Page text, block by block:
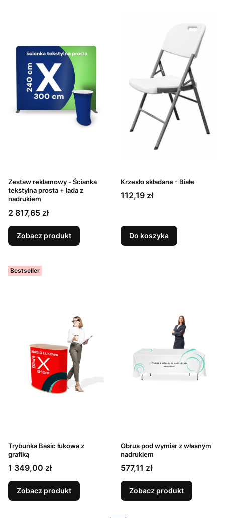
Zestaw reklamowy - Ścianka
tekstylna prosta + lada z
nadrukiem
Cena
2 817,65 zł
Zobacz produkt
Krzesło składane - Białe
Cena
112,19 zł
Do koszyka
Bestseller
Trybunka Basic łukowa z
grafiką
Cena
1 349,00 zł
Zobacz produkt
Obrus pod wymiar z własnym
nadrukiem
Cena
577,11 zł
Zobacz produkt